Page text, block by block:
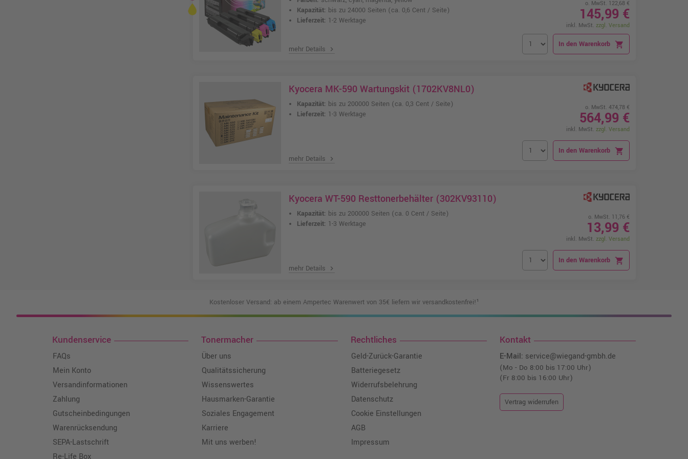
Kapazität: bis zu 24000 Seiten (ca. 0,6 Cent / Seite)
Lieferzeit: 1-2 Werktage
mehr Details chevron_right
o. MwSt. 122,68 €
145,99 €
inkl. MwSt. zzgl. Versand
In den Warenkorb shopping_cart
Kyocera MK-590 Wartungskit (1702KV8NL0)
Kapazität: bis zu 200000 Seiten (ca. 0,3 Cent / Seite)
Lieferzeit: 1-3 Werktage
mehr Details chevron_right
o. MwSt. 474,78 €
564,99 €
inkl. MwSt. zzgl. Versand
In den Warenkorb shopping_cart
Kyocera WT-590 Resttonerbehälter (302KV93110)
Kapazität: bis zu 200000 Seiten (ca. 0 Cent / Seite)
Lieferzeit: 1-3 Werktage
mehr Details chevron_right
o. MwSt. 11,76 €
13,99 €
inkl. MwSt. zzgl. Versand
In den Warenkorb shopping_cart
Kostenloser Versand: ab einem Ampertec Warenwert von 35€ liefern wir versandkostenfrei!¹
Kundenservice
FAQs
Mein Konto
Versandinformationen
Zahlung
Gutscheinbedingungen
Warenrücksendung
SEPA-Lastschrift
Re-Life Box
Tonermacher
Über uns
Qualitätssicherung
Wissenswertes
Hausmarken-Garantie
Soziales Engagement
Karriere
Mit uns werben!
Rechtliches
Geld-Zurück-Garantie
Batteriegesetz
Widerrufsbelehrung
Datenschutz
Cookie Einstellungen
AGB
Impressum
Kontakt
E-Mail: service@wiegand-gmbh.de
(Mo - Do 8:00 bis 17:00 Uhr)
(Fr 8:00 bis 16:00 Uhr)
Vertrag widerrufen